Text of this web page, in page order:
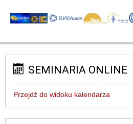
SEMINARIA ONLINE
Przejdź do widoku kalendarza